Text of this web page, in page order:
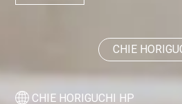
CHIE
CHIE HORIGUCHI HP